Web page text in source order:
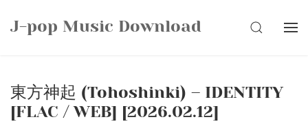
J-pop Music Download SEARCH
東方神起 (Tohoshinki) – IDENTITY
[FLAC / WEB] [2026.02.12]